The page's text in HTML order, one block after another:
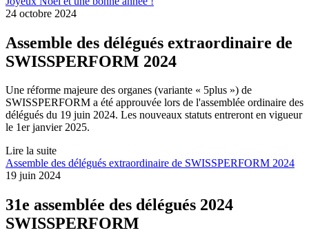
24 octobre 2024
Assemble des délégués extraordinaire de
SWISSPERFORM 2024
Une réforme majeure des organes (variante « 5plus ») de
SWISSPERFORM a été approuvée lors de l'assemblée ordinaire des
délégués du 19 juin 2024. Les nouveaux statuts entreront en vigueur
le 1er janvier 2025.
Lire la suite
Assemble des délégués extraordinaire de SWISSPERFORM 2024
19 juin 2024
31e assemblée des délégués 2024
SWISSPERFORM